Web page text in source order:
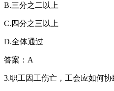
B.三分之二以上
C.四分之三以上
D.全体通过
答案：A
3.职工因工伤亡，工会应如何协